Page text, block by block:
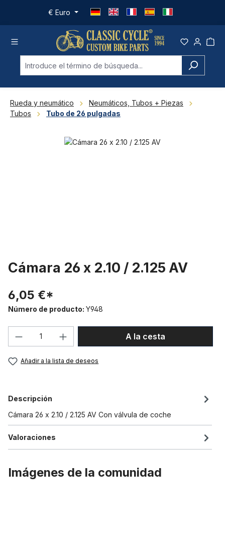
Saltar al contenido principal
€ Euro
Rueda y neumático
Neumáticos, Tubos + Piezas
Tubos
Tubo de 26 pulgadas
Omitir galería de imágenes
Cámara 26 x 2.10 / 2.125 AV
6,05 €*
Número de producto: Y948
Cantidad del producto: introduce la
A la cesta
Añadir a la lista de deseos
Descripción
Cámara 26 x 2.10 / 2.125 AV Con válvula de coche
Valoraciones
Imágenes de la comunidad